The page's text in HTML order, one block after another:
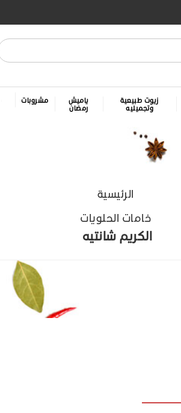
زيوت طبيعية
وتجميليه
ياميش
رمضان
مشروبات
الرئيسية
خامات الحلويات
الكريم شانتيه